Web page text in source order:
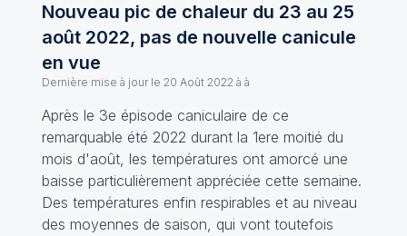
Nouveau pic de chaleur du 23 au 25
août 2022, pas de nouvelle canicule
en vue
Dernière mise à jour le 20 Août 2022 à à
Après le 3e épisode caniculaire de ce
remarquable été 2022 durant la 1ere moitié du
mois d'août, les températures ont amorcé une
baisse particulièrement appréciée cette semaine.
Des températures enfin respirables et au niveau
des moyennes de saison, qui vont toutefois